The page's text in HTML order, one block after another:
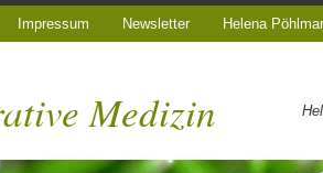
Impressum Newsletter Helena
Medizin